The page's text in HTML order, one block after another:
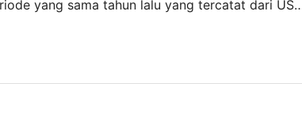
yang sama tahun lalu yang tercatat dari US$